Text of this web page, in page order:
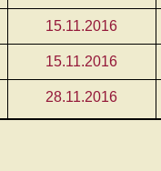
15.11.2016
15.11.2016
28.11.2016